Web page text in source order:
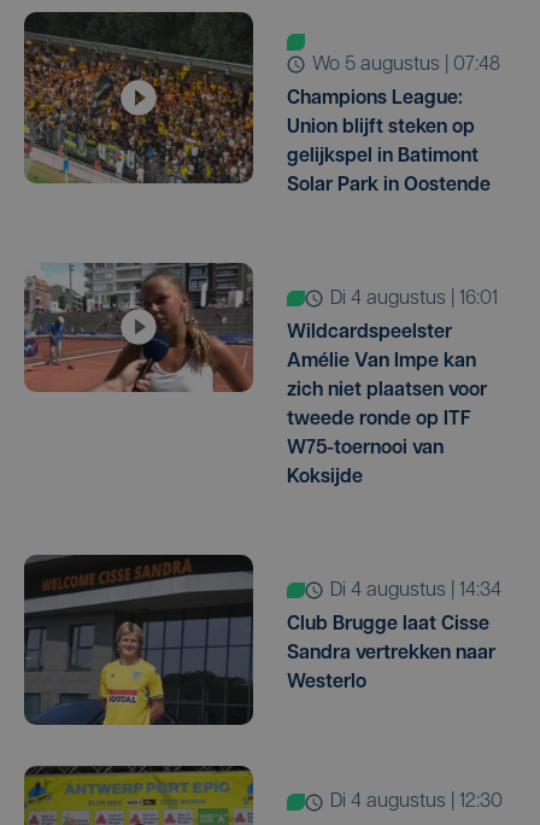
wo 5 augustus | 07:48
Champions League:
Union blijft steken op
gelijkspel in Batimont
Solar Park in Oostende
di 4 augustus | 16:01
Wildcardspeelster
Amélie Van Impe kan
zich niet plaatsen voor
tweede ronde op ITF
W75-toernooi van
Koksijde
di 4 augustus | 14:34
Club Brugge laat Cisse
Sandra vertrekken naar
Westerlo
di 4 augustus | 12:30